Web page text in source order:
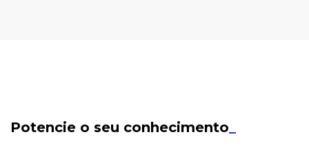
Potencie o seu conhecimento